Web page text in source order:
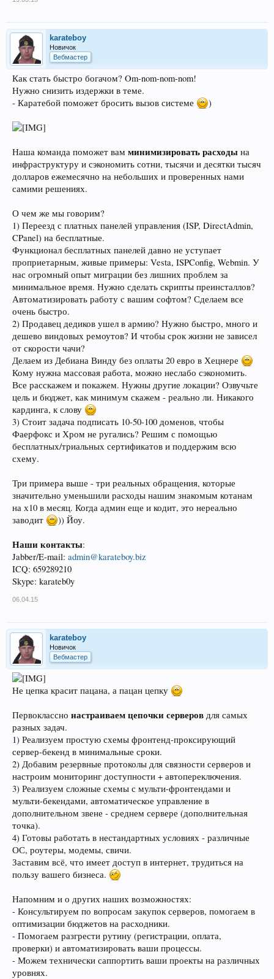
karateboy
Новичок
Вебмастер
Как стать быстро богачом? Om-nom-nom-nom!
Нужно снизить издержки в теме.
- Каратебой поможет бросить вызов системе
)
Наша команда поможет вам минимизировать расходы на
инфраструктуру и сэкономить сотни, тысячи и десятки тысяч
долларов ежемесячно на небольших и проверенных нами
самими решениях.
О чем же мы говорим?
1) Переезд с платных панелей управления (ISP, DirectAdmin,
CPanel) на бесплатные.
Функционал бесплатных панелей давно не уступает
проприетарным, живые примеры: Vesta, ISPConfig, Webmin. У
нас огромный опыт миграции без лишних проблем за
минимальное время. Нужно сделать скрипты преинсталлов?
Автоматизировать работу с вашим софтом? Сделаем все
очень быстро.
2) Продавец дедиков ушел в армию? Нужно быстро, много и
дешево виндовых ремоутов? И чтобы срок жизни не зависел
от скорости чачи?
Делаем из Дебиана Винду без оплаты 20 евро в Хецнере
Кому нужна массовая работа, можно неслабо сэкономить.
Все расскажем и покажем. Нужны другие локации? Озвучьте
цель и бюджет, как минимум скажем - реально ли. Никакого
кардинга, к слову
3) Стоит задача подписать 10-50-100 доменов, чтобы
Фаерфокс и Хром не ругались? Решим с помощью
бесплатных/триальных сертификатов и поддержим всю
схему.
Три примера выше - три реальных обращения, которые
значительно уменьшили расходы нашим знакомым котанам
на х10 в месяц. Когда админ еще и кодит, это нереально
заводит
)) Йоу.
Наши контакты:
Jabber/E-mail: admin@karateboy.biz
ICQ: 659289210
Skype: karateb0y
06.04.15
karateboy
Новичок
Вебмастер
Не цепка красит пацана, а пацан цепку
Первоклассно настраиваем цепочки серверов для самых
разных задач.
1) Реализуем простую схемы фронтенд-проксирующий
сервер-бекенд в минимальные сроки.
2) Добавим резервные протоколы для связности серверов и
настроим мониторинг доступности + автопереключения.
3) Реализуем сложные схемы с мульти-фронтендами и
мульти-бекендами, автоматическое управление в
дополнительном звене - среднем сервере (дополнительная
точка).
4) Готовы работать в нестандартных условиях - различные
ОС, роутеры, модемы, свичи.
Заставим всё, что имеет доступ в интернет, трудиться на
пользу вашего бизнеса.
Напомним и о других наших возможностях:
- Консультируем по вопросам закупок серверов, помогаем в
оптимизации бюджетов на расходники.
- Помогаем разгрести рутину (регистрации, оплата,
проверки) и автоматизировать ваши процессы.
- Можем технически саппортить ваши проекты на различных
уровнях.